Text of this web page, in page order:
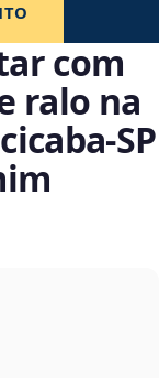
com
ralo na